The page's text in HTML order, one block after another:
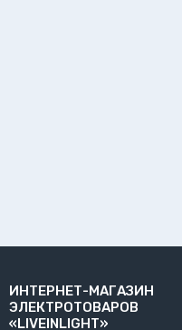
ИНТЕРНЕТ-МАГАЗИН
ЭЛЕКТРОТОВАРОВ
«LIVEINLIGHT»